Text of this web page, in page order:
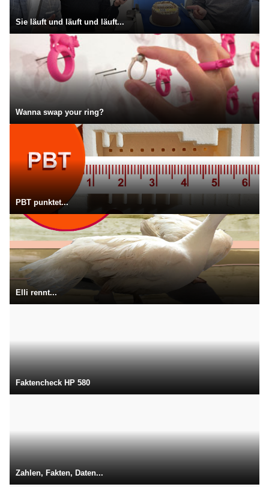
Sie läuft und läuft und läuft...
Wanna swap your ring?
PBT punktet...
Elli rennt...
Faktencheck HP 580
Zahlen, Fakten, Daten...